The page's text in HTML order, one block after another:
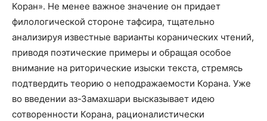
Коран». Не менее важное значение он придает
филологической стороне тафсира, тщательно
анализируя известные варианты коранических чтений,
приводя поэтические примеры и обращая особое
внимание на риторические изыски текста, стремясь
подтвердить теорию о неподражаемости Корана. Уже
во введении аз-Замахшари высказывает идею
сотворенности Корана, рационалистически